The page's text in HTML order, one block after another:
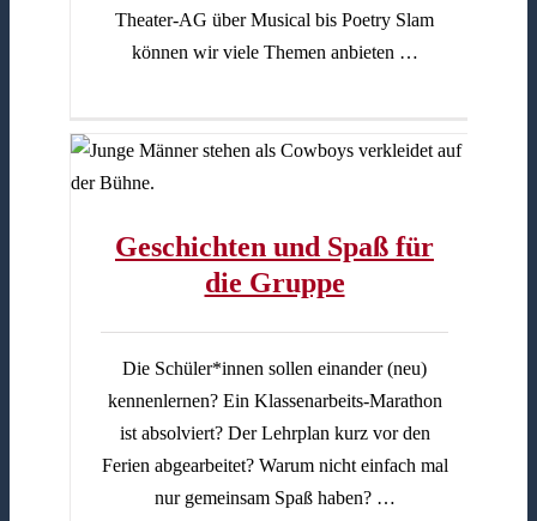
Theater-AG über Musical bis Poetry Slam
können wir viele Themen anbieten …
Geschichten und Spaß für
die Gruppe
Die Schüler*innen sollen einander (neu)
kennenlernen? Ein Klassenarbeits-Marathon
ist absolviert? Der Lehrplan kurz vor den
Ferien abgearbeitet? Warum nicht einfach mal
nur gemeinsam Spaß haben? …